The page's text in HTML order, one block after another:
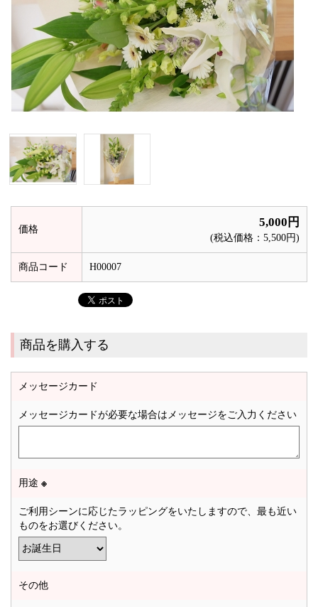
価格
5,000円
(税込価格：5,500円)
商品コード H00007
商品を購入する
メッセージカード
メッセージカードが必要な場合はメッセージをご入力ください
用途 ※
ご利用シーンに応じたラッピングをいたしますので、最も近い
ものをお選びください。
その他